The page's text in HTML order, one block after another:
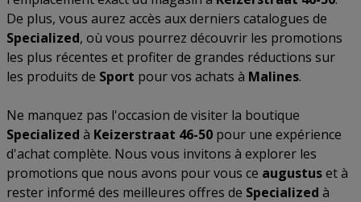
De plus, vous aurez accès aux derniers catalogues de
Specialized, où vous pourrez découvrir les promotions
les plus récentes et profiter de grandes réductions sur
les produits de Sport pour vos achats à Malines.
Ne manquez pas l'occasion de visiter la boutique
Specialized à Keizerstraat 46-50 pour une expérience
d'achat complète. Nous vous invitons à explorer les
promotions que nous avons pour vous ce augustuset à
rester informé des meilleures offres de Specialized à